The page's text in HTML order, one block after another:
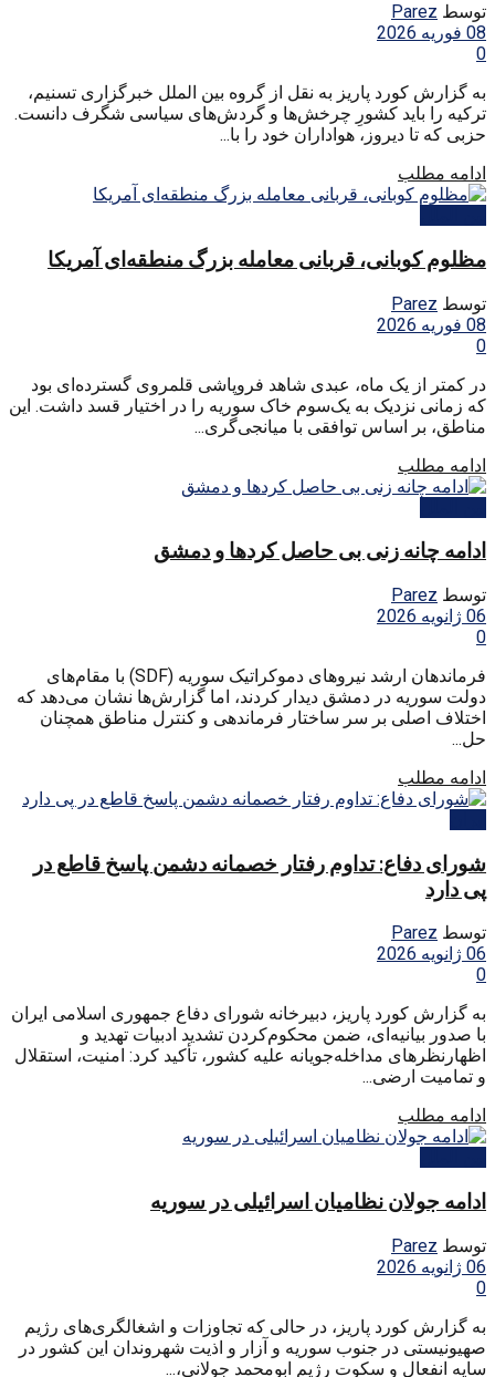
توسط Parez
08 فوریه 2026
0
به گزارش کورد پاریز به نقل از گروه بین الملل خبرگزاری تسنیم،
ترکیه را باید کشورِ چرخش‌ها و گردش‌های سیاسی شگرف دانست.
حزبی که تا دیروز، هواداران خود را با...
ادامه مطلب
مظلوم کوبانی، قربانی معامله بزرگ منطقه‌ای آمریکا
توسط Parez
08 فوریه 2026
0
در کمتر از یک ماه، عبدی شاهد فروپاشی قلمروی گسترده‌ای بود
که زمانی نزدیک به یک‌سوم خاک سوریه را در اختیار قسد داشت. این
مناطق، بر اساس توافقی با میانجی‌گری...
ادامه مطلب
ادامه چانه زنی بی حاصل کردها و دمشق
توسط Parez
06 ژانویه 2026
0
فرماندهان ارشد نیروهای دموکراتیک سوریه (SDF) با مقام‌های
دولت سوریه در دمشق دیدار کردند، اما گزارش‌ها نشان می‌دهد که
اختلاف اصلی بر سر ساختار فرماندهی و کنترل مناطق همچنان
حل...
ادامه مطلب
شورای دفاع: تداوم رفتار خصمانه دشمن پاسخ قاطع در
پی دارد
توسط Parez
06 ژانویه 2026
0
به گزارش کورد پاریز، دبیرخانه شورای دفاع جمهوری اسلامی ایران
با صدور بیانیه‌ای، ضمن محکوم‌کردن تشدید ادبیات تهدید و
اظهارنظرهای مداخله‌جویانه علیه کشور، تأکید کرد: امنیت، استقلال
و تمامیت ارضی...
ادامه مطلب
ادامه جولان نظامیان اسرائیلی در سوریه
توسط Parez
06 ژانویه 2026
0
به گزارش کورد پاریز، در حالی که تجاوزات و اشغالگری‌های رژیم
صهیونیستی در جنوب سوریه و آزار و اذیت شهروندان این کشور در
سایه انفعال و سکوت رژیم ابومحمد جولانی،...